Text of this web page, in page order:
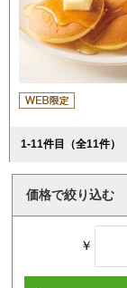
1-11件目（全11件）
価格で絞り込む
￥